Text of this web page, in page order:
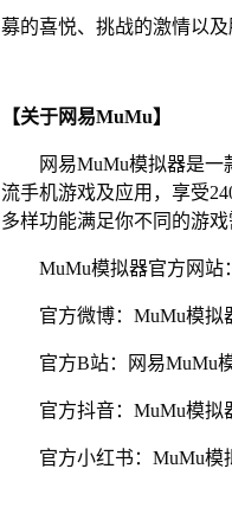
募的喜悦、挑战的激情以
【关于网易MuMu】
网易MuMu模拟器是
流手机游戏及应用，享受
多样功能满足你不同的游
MuMu模拟器官方网站
官方微博：MuMu模拟
官方B站：网易MuMu
官方抖音：MuMu模拟
官方小红书：MuMu模